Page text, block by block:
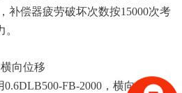
补偿器疲劳破坏次数按15000次考
向位移
FB-2000，横向补偿量